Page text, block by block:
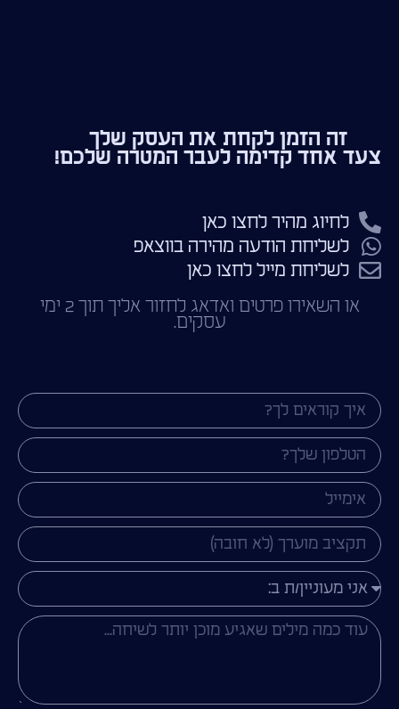
זה הזמן לקחת את העסק שלך
צעד אחד קדימה לעבר המטרה שלכם!
או השאירו פרטים ואדאג לחזור אליך תוך 2 ימי
עסקים.
לחיוג מהיר לחצו כאן
לשליחת הודעה מהירה בווצאפ
לשליחת מייל לחצו כאן